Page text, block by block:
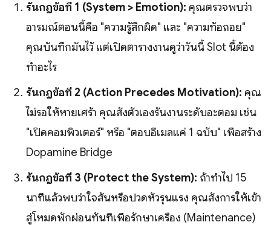
รันกฎข้อที่ 1 (System > Emotion): คุณตรวจพบว่า
อารมณ์ตอนนี้คือ "ความรู้สึกผิด" และ "ความท้อถอย"
คุณบันทึกมันไว้ แต่เปิดตารางงานดูว่าวันนี้ Slot นี้ต้อง
ทำอะไร
รันกฎข้อที่ 2 (Action Precedes Motivation): คุณ
ไม่รอให้หายเศร้า คุณสั่งตัวเองรันงานระดับอะตอม เช่น
"เปิดคอมพิวเตอร์" หรือ "ตอบอีเมลแค่ 1 ฉบับ" เพื่อสร้าง
Dopamine Bridge
รันกฎข้อที่ 3 (Protect the System): ถ้าทำไป 15
นาทีแล้วพบว่าใจสั่นหรือปวดหัวรุนแรง คุณสั่งการให้เข้า
สู่โหมดพักผ่อนทันทีเพื่อรักษาเครื่อง (Maintenance)